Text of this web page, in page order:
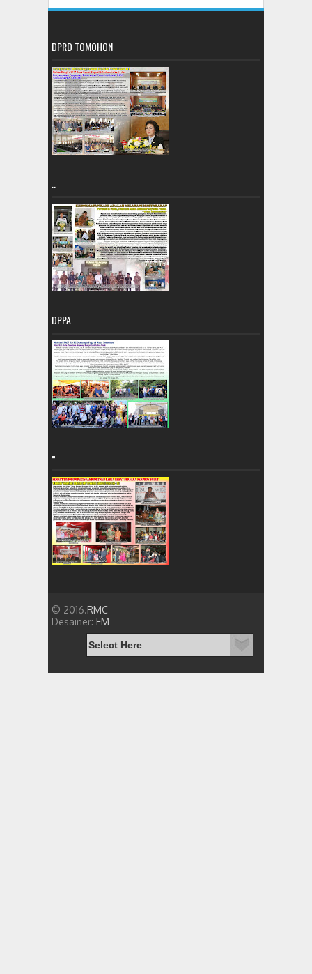
DPRD TOMOHON
..
DPPA
=
© 2016.RMC
Desainer: FM